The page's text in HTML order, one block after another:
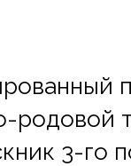
родовой
3-го